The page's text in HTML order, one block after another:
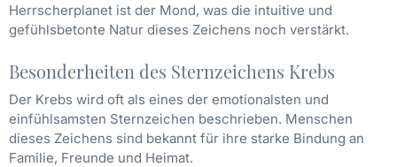
Herrscherplanet ist der Mond, was die intuitive und
gefühlsbetonte Natur dieses Zeichens noch verstärkt.
Besonderheiten des Sternzeichens Krebs
Der Krebs wird oft als eines der emotionalsten und
einfühlsamsten Sternzeichen beschrieben. Menschen
dieses Zeichens sind bekannt für ihre starke Bindung an
Familie, Freunde und Heimat.